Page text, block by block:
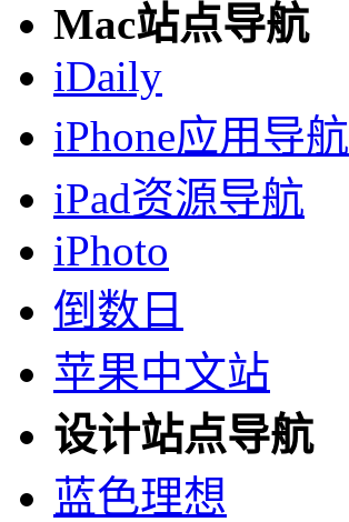
Mac站点导航
iDaily
iPhone应用导航
iPad资源导航
iPhoto
倒数日
苹果中文站
设计站点导航
蓝色理想